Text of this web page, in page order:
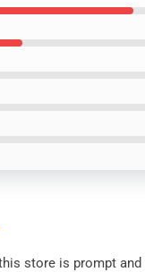
store is prompt and